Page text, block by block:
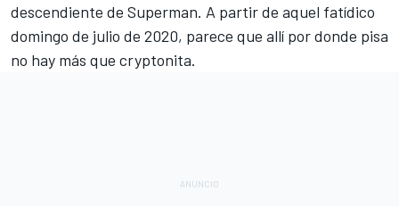
descendiente de Superman. A partir de aquel fatídico
domingo de julio de 2020, parece que allí por donde pisa
no hay más que cryptonita.